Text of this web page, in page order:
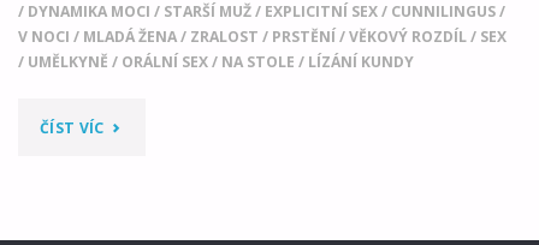
/ DYNAMIKA MOCI / STARŠÍ MUŽ/ EXPLICITNÍ SEX/ CUNNILINGUS/
V NOCI / MLADÁ ŽENA/ ZRALOST / PRSTĚNÍ /VĚKOVÝ ROZDÍL/ SEX
/ UMĚLKYNĚ / ORÁLNÍ SEX/ NA STOLE / LÍZÁNÍ KUNDY
ČÍST VÍC"MALOVÁNÍ